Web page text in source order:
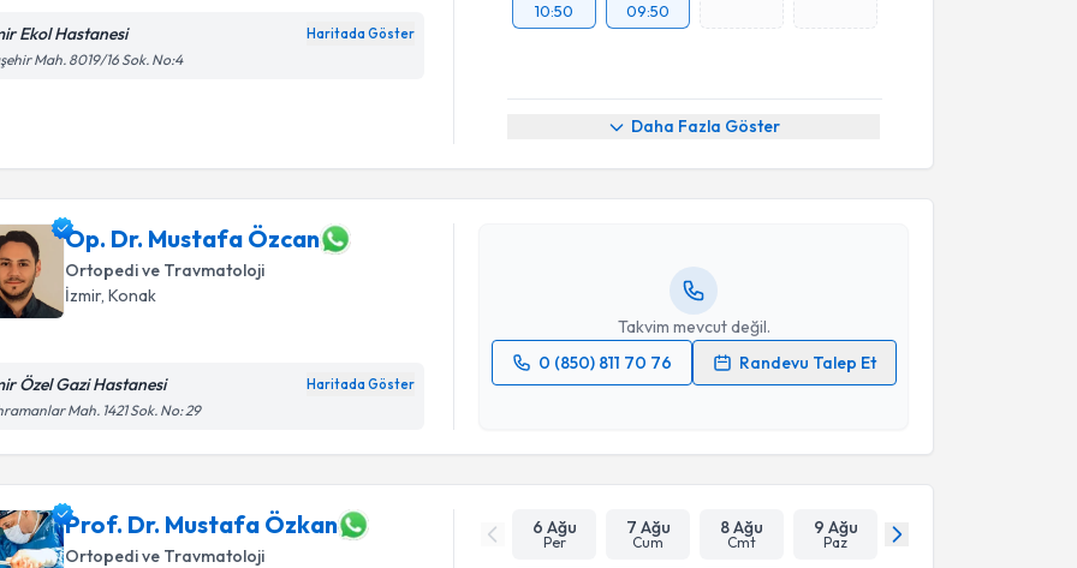
Ekol Hastanesi Haritada Göster
Mah. 8019/16 Sok. No:4
10:50
09:50
Daha Fazla Göster
Op. Dr. Mustafa Özcan
Ortopedi ve Travmatoloji
İzmir, Konak
Özel Gazi Hastanesi Haritada Göster
Mah. 1421 Sok. No: 29
Takvim mevcut değil.
0 (850) 811 70 76
Randevu Talep Et
Randevu Takvimi Talebi
Takvim Talebini Gönder
Prof. Dr. Mustafa Özkan
Ortopedi ve Travmatoloji
6 Ağu
Per
7 Ağu
Cum
8 Ağu
Cmt
9 Ağu
Paz